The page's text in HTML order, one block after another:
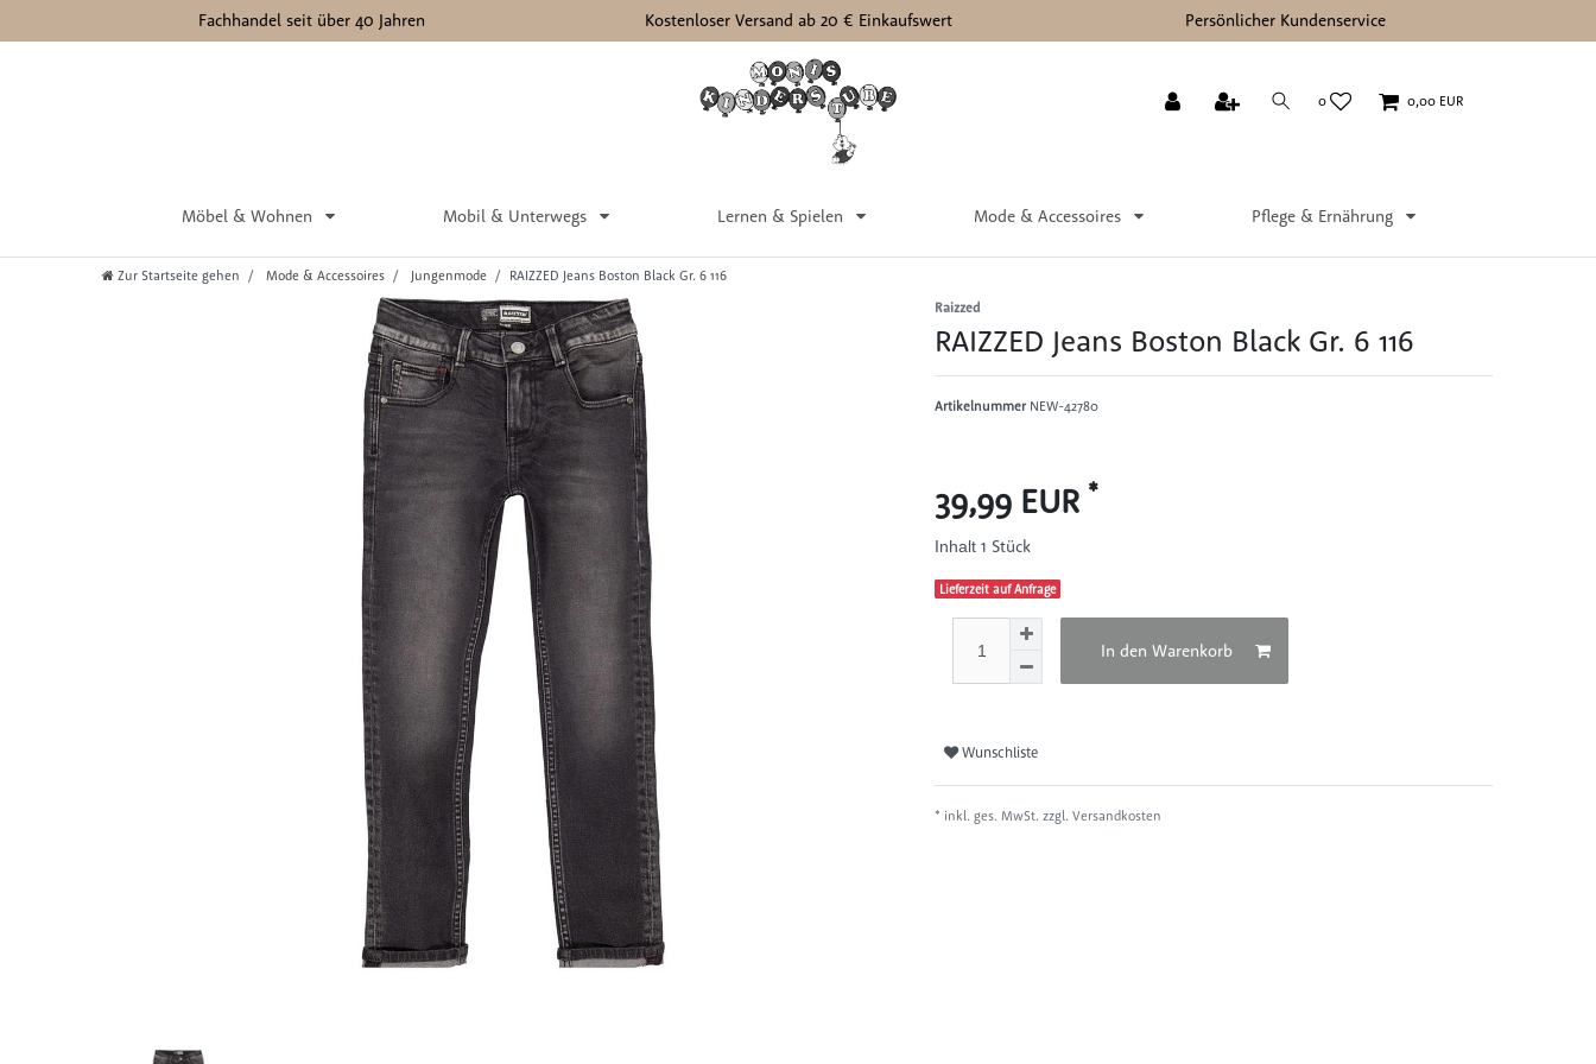
Fachhandel seit über 40 Jahren Kostenloser Versand ab 20 € Einkaufswert Persönlicher Kundenservice
0 0,00 EUR
Möbel & Wohnen Mobil & Unterwegs Lernen & Spielen Mode & Accessoires Pflege & Ernährung
Zur Startseite gehen Mode & Accessoires Jungenmode
RAIZZED Jeans Boston Black Gr. 6 116
Raizzed
RAIZZED Jeans Boston Black Gr. 6 116
Artikelnummer NEW-42780
39,99 EUR *
Inhalt 1 Stück
Lieferzeit auf Anfrage
In den Warenkorb
Wunschliste
* inkl. ges. MwSt. zzgl. Versandkosten